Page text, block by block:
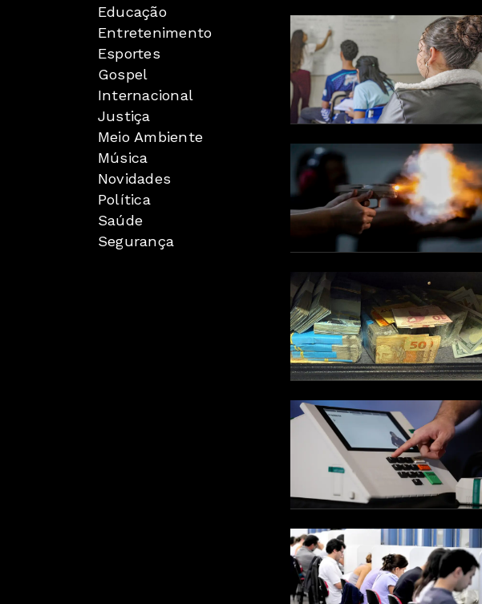
Educação
Entretenimento
Esportes
Gospel
Internacional
Justiça
Meio Ambiente
Música
Novidades
Política
Saúde
Segurança